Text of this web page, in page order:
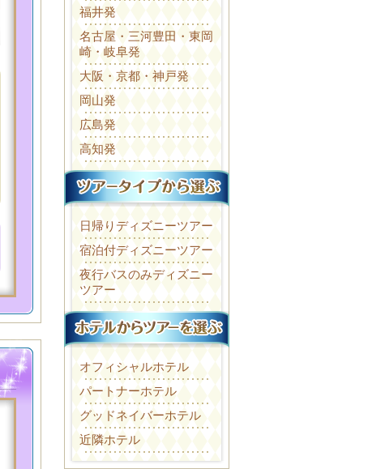
福井発
名古屋・三河豊田・東岡
崎・岐阜発
大阪・京都・神戸発
岡山発
広島発
高知発
日帰りディズニーツアー
宿泊付ディズニーツアー
夜行バスのみディズニー
ツアー
オフィシャルホテル
パートナーホテル
グッドネイバーホテル
近隣ホテル